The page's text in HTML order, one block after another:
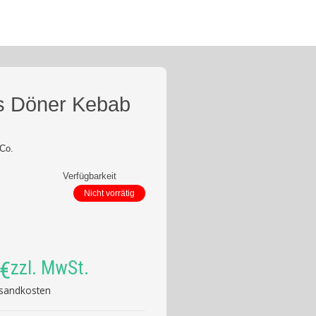
Döner Kebab
Verfügbarkeit
Nicht vorrätig
€zzl. MwSt.